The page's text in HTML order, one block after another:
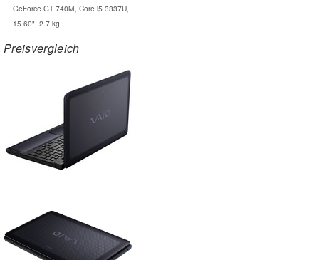
GeForce GT 740M, Core i5 3337U,
15.60", 2.7 kg
Preisvergleich